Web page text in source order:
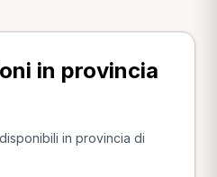
in provincia
in provincia di